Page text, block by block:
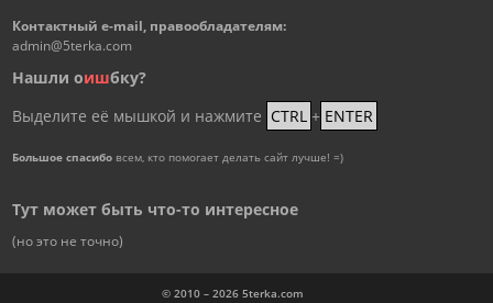
Контактный e-mail, правообладателям:
admin@5terka.com
Нашли оишбку?
Выделите её мышкой и нажмите CTRL + ENTER
Большое спасибовсем, кто помогает делать сайт лучше! =)
Тут может быть что-то интересное
(но это не точно)
© 2010 – 2026 5terka.com